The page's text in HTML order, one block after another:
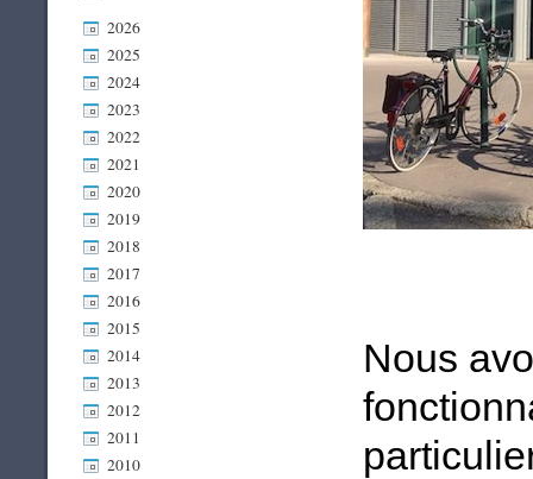
2026
2025
2024
2023
2022
2021
2020
2019
2018
2017
2016
2015
2014
2013
2012
2011
2010
Nous